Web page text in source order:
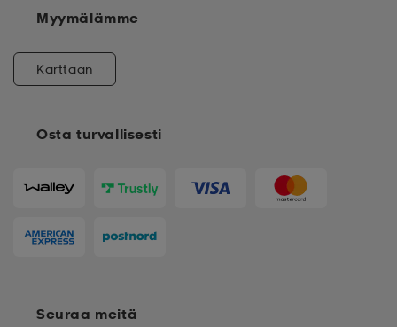
Osta turvallisesti
Myymälämme
Karttaan
Seuraa meitä